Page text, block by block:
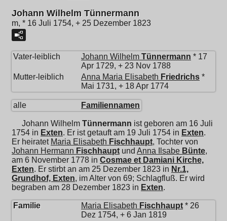
Johann Wilhelm Tünnermann
m, * 16 Juli 1754, + 25 Dezember 1823
Vater-leiblich Johann Wilhelm Tünnermann * 17
Apr 1729, + 23 Nov 1788
Mutter-leiblich
Anna Maria Elisabeth Friedrichs *
Mai 1731, + 18 Apr 1774
alle Familiennamen
Johann Wilhelm Tünnermann ist geboren am 16 Juli
1754 in Exten. Er ist getauft am 19 Juli 1754 in Exten.
Er heiratet Maria Elisabeth Fischhaupt, Tochter von
Johann Hermann Fischhaupt und Anna Ilsabe Bünte,
am 6 November 1778 in Cosmae et Damiani Kirche,
Exten. Er stirbt an am 25 Dezember 1823 in Nr.1,
Grundhof, Exten, im Alter von 69; Schlagfluß. Er wird
begraben am 28 Dezember 1823 in Exten.
Familie Maria Elisabeth Fischhaupt * 26
Dez 1754, + 6 Jan 1819